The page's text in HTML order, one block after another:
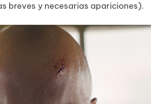
breves y necesarias apariciones).